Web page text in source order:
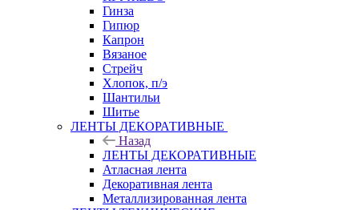
Гинза
Гипюр
Капрон
Вязаное
Стрейч
Хлопок, п/э
Шантильи
Шитье
ЛЕНТЫ ДЕКОРАТИВНЫЕ
Назад
ЛЕНТЫ ДЕКОРАТИВНЫЕ
Атласная лента
Декоративная лента
Металлизированная лента